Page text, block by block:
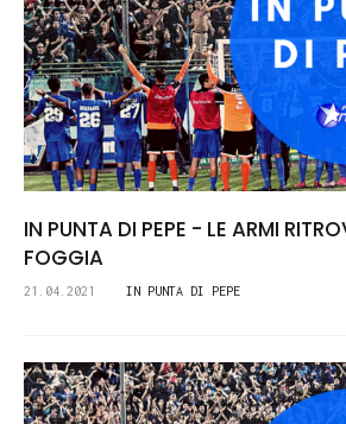
IN PUNTA DI PEPE - LE ARMI
FOGGIA
21.04.2021 IN PUNTA DI PEPE